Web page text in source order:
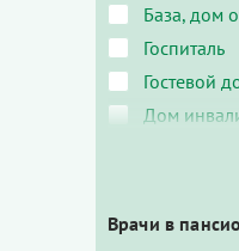
База, дом
Госпиталь
Гостевой
Дом
Врачи в